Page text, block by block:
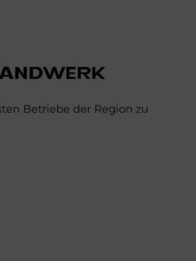
Betriebe der Region zu